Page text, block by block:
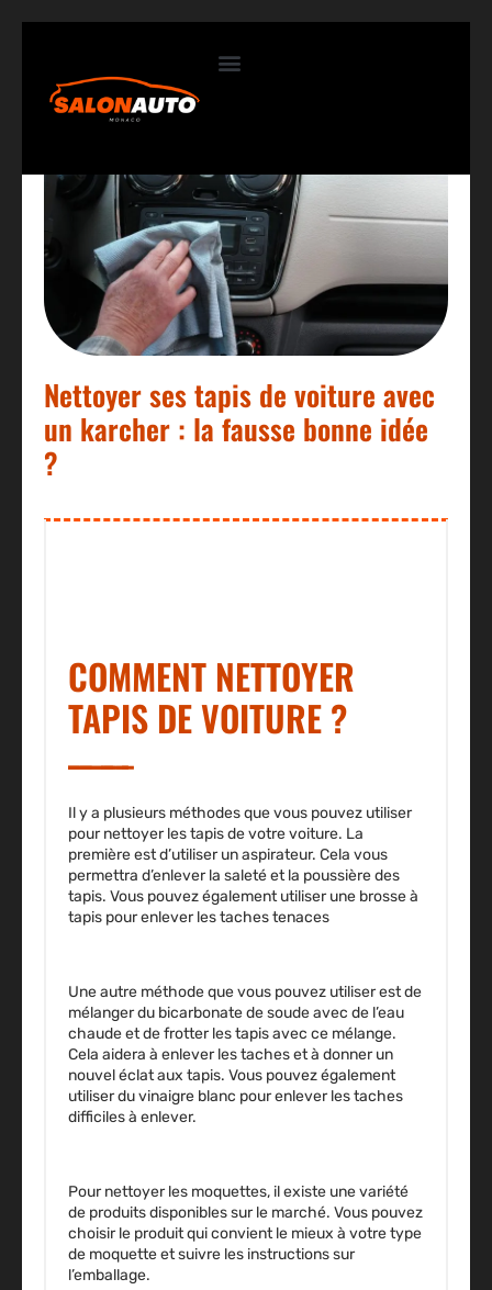
Nettoyer ses tapis de voiture avec
un karcher : la fausse bonne idée
?
COMMENT NETTOYER
TAPIS DE VOITURE ?
Il y a plusieurs méthodes que vous pouvez utiliser
pour nettoyer les tapis de votre voiture. La
première est d’utiliser un aspirateur. Cela vous
permettra d’enlever la saleté et la poussière des
tapis. Vous pouvez également utiliser une brosse à
tapis pour enlever les taches tenaces
Une autre méthode que vous pouvez utiliser est de
mélanger du bicarbonate de soude avec de l’eau
chaude et de frotter les tapis avec ce mélange.
Cela aidera à enlever les taches et à donner un
nouvel éclat aux tapis. Vous pouvez également
utiliser du vinaigre blanc pour enlever les taches
difficiles à enlever.
Pour nettoyer les moquettes, il existe une variété
de produits disponibles sur le marché. Vous pouvez
choisir le produit qui convient le mieux à votre type
de moquette et suivre les instructions sur
l’emballage.